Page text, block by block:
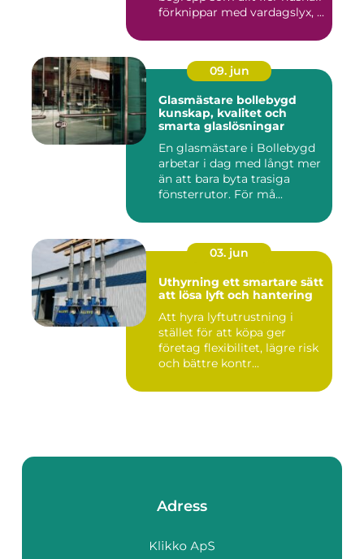
förknippar med vardagslyx, ...
09. jun
Glasmästare bollebygd
kunskap, kvalitet och
smarta glaslösningar
En glasmästare i Bollebygd
arbetar i dag med långt mer
än att bara byta trasiga
fönsterrutor. För må...
03. jun
Uthyrning ett smartare sätt
att lösa lyft och hantering
Att hyra lyftutrustning i
stället för att köpa ger
företag flexibilitet, lägre risk
och bättre kontr...
Adress